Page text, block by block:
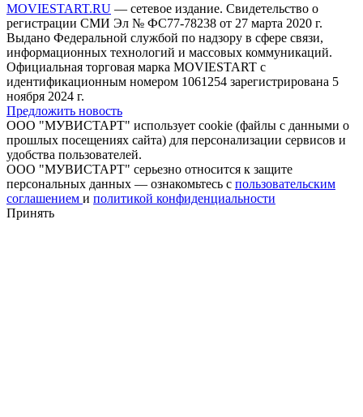
MOVIESTART.RU — сетевое издание. Свидетельство о
регистрации СМИ Эл № ФС77-78238 от 27 марта 2020 г.
Выдано Федеральной службой по надзору в сфере связи,
информационных технологий и массовых коммуникаций.
Официальная торговая марка MOVIESTART с
идентификационным номером 1061254 зарегистрирована 5
ноября 2024 г.
Предложить новость
ООО "МУВИСТАРТ" использует cookie (файлы с данными о
прошлых посещениях сайта) для персонализации сервисов и
удобства пользователей.
ООО "МУВИСТАРТ" серьезно относится к защите
персональных данных — ознакомьтесь с пользовательским
соглашением и политикой конфиденциальности
Принять